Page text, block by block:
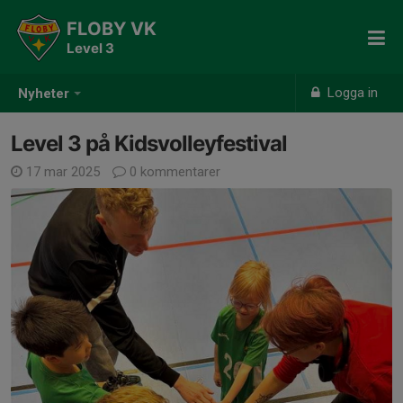
Nyheter Logga in
FLOBY VK
Level 3
Level 3 på Kidsvolleyfestival
17 mar 2025 0 kommentarer